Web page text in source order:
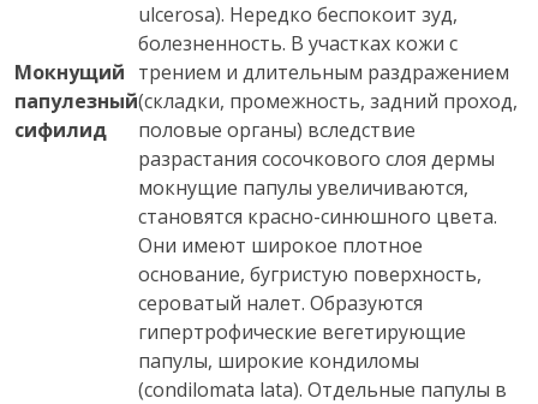
Мокнущий
папулезный
сифилид
ulcerosa). Нередко беспокоит зуд,
болезненность. В участках кожи с
трением и длительным раздражением
(складки, промежность, задний проход,
половые органы) вследствие
разрастания сосочкового слоя дермы
мокнущие папулы увеличиваются,
становятся красно-синюшного цвета.
Они имеют широкое плотное
основание, бугристую поверхность,
сероватый налет. Образуются
гипертрофические вегетирующие
папулы, широкие кондиломы
(condilomata lata). Отдельные папулы в